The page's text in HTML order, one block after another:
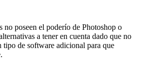
no poseen el poderío de Photoshop o
a tener en cuenta dado que no
tipo de software adicional para que